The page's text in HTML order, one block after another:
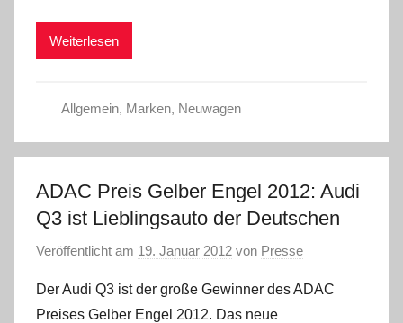
Weiterlesen
Allgemein, Marken, Neuwagen
ADAC Preis Gelber Engel 2012: Audi
Q3 ist Lieblingsauto der Deutschen
Veröffentlicht am 19. Januar 2012 von Presse
Der Audi Q3 ist der große Gewinner des ADAC
Preises Gelber Engel 2012. Das neue